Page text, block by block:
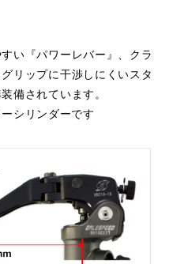
い『パワーレバー』、クラ
リップに干渉しにくいスタ
備されています。
シリンダーです